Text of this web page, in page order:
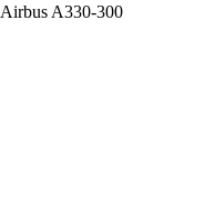
Airbus A330-300